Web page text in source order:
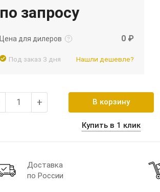
по запросу
Цена для дилеров
Подробнее
0 ₽
Под заказ 3 дня Нашли дешевле?
+ В корзину
Купить в 1 клик
Доставка
по России